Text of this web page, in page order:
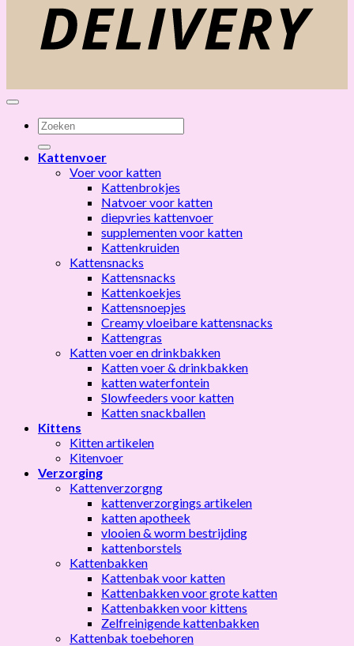
Zoeken
naar:
Kattenvoer
Voer voor katten
Kattenbrokjes
Natvoer voor katten
diepvries kattenvoer
supplementen voor katten
Kattenkruiden
Kattensnacks
Kattensnacks
Kattenkoekjes
Kattensnoepjes
Creamy vloeibare kattensnacks
Kattengras
Katten voer en drinkbakken
Katten voer & drinkbakken
katten waterfontein
Slowfeeders voor katten
Katten snackballen
Kittens
Kitten artikelen
Kitenvoer
Verzorging
Kattenverzorgng
kattenverzorgings artikelen
katten apotheek
vlooien & worm bestrijding
kattenborstels
Kattenbakken
Kattenbak voor katten
Kattenbakken voor grote katten
Kattenbakken voor kittens
Zelfreinigende kattenbakken
Kattenbak toebehoren